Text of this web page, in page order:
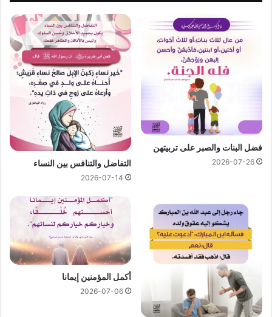
فضل البنات والصبر على تربيتهن
2026-07-26 التفاضل والتنافس بين النساء
2026-07-14
أكمل المؤمنين إيمانا
2026-07-06